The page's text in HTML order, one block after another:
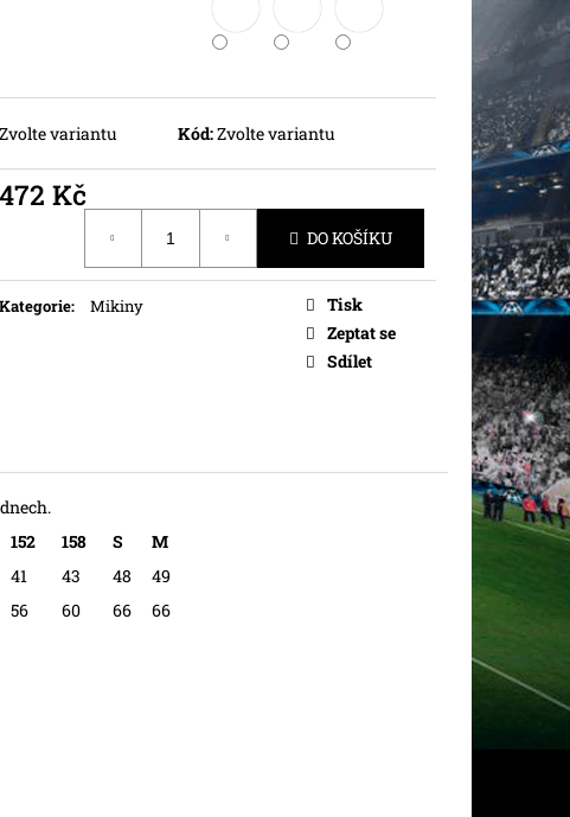
Zvolte variantu Kód:Zvolte variantu
472 Kč
DO KOŠÍKU
Kategorie: Mikiny
Tisk
Zeptat se
Sdílet
152 158 S
M
41 43 48
49
56 60 66
66